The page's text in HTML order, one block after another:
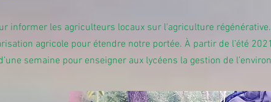
informer les agriculteurs locaux sur l'agriculture
agricole pour étendre notre portée. À partir de l’été
semaine pour enseigner aux lycéens la gestion de